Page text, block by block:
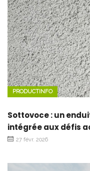
PRODUCTINFO
Sottovoce : un
intégrée aux défis
27 févr. 2026